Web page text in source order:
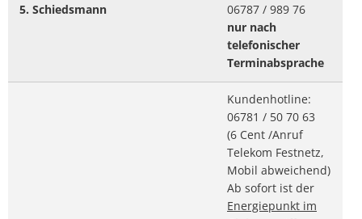
5. Schiedsmann
06787 / 989 76
nur nach
telefonischer
Terminabsprache
Kundenhotline:
06781 / 50 70 63
(6 Cent /Anruf
Telekom Festnetz,
Mobil abweichend)
Ab sofort ist der
Energiepunkt im